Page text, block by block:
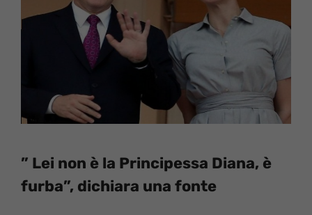
” Lei non è la Principessa Diana, è
furba”, dichiara una fonte